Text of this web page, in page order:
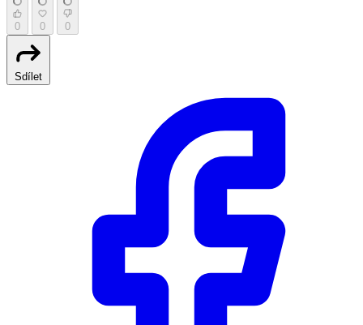
0 0 0
Sdílet